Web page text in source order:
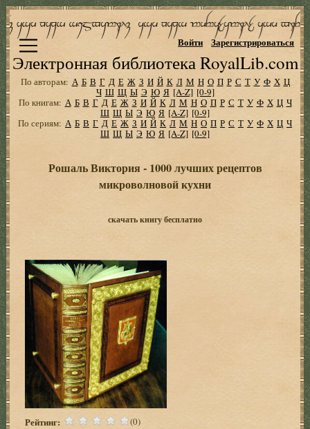
Электронная библиотека RoyalLib.com
Войти Зарегистрироваться
По авторам: А Б В Г Д Е Ж З И Й К Л М Н О П Р С Т У Ф Х Ц
Ч Ш Щ Ы Э Ю Я [A-Z] [0-9]
По книгам: А Б В Г Д Е Ж З И Й К Л М Н О П Р С Т У Ф Х Ц Ч
Ш Щ Ы Э Ю Я [A-Z] [0-9]
По сериям: А Б В Г Д Е Ж З И Й К Л М Н О П Р С Т У Ф Х Ц Ч
Ш Щ Ы Э Ю Я [A-Z] [0-9]
Рошаль Виктория - 1000 лучших рецептов
микроволновой кухни
скачать книгу бесплатно
Рейтинг: (0)